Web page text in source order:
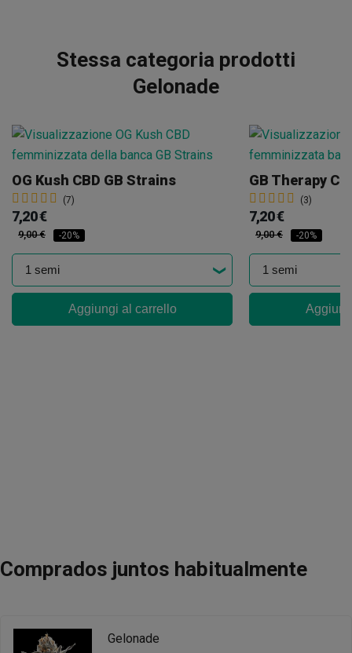
Stessa categoria prodotti
Gelonade
OG Kush CBD GB Strains
(7)
7,20 €
9,00 € -20%
Aggiungi al carrello
GB Therapy
(3)
7,20 €
9,00 € -20%
Comprados juntos habitualmente
Gelonade